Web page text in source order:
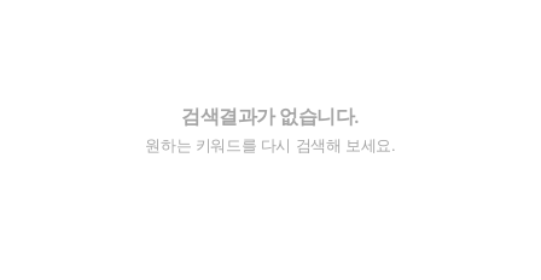
검색결과가 없습니다.
원하는 키워드를 다시 검색해 보세요.